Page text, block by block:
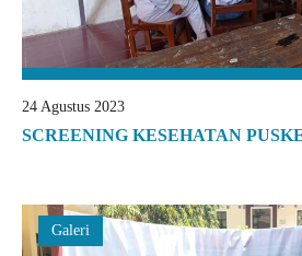
24 Agustus 2023
SCREENING KESEHATAN
Galeri